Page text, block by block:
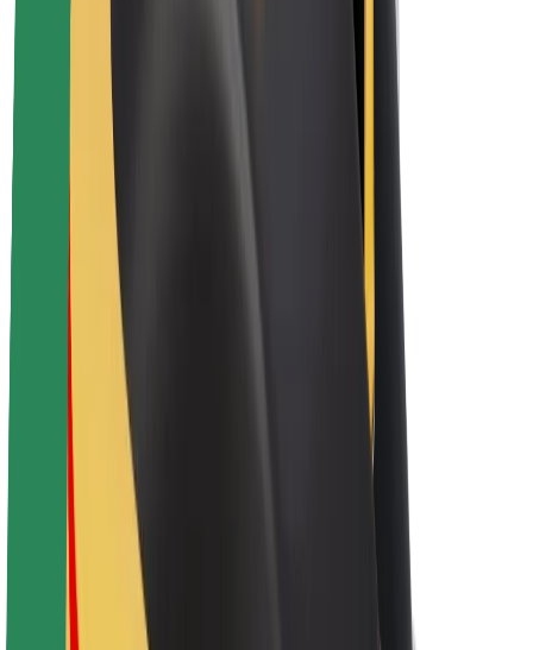
Bolt haqqında
Bolt-da davamlılıq
Project Zero
Bloq
Xəbər otağı
Brend təlimatları
Missiya
İnvestorlarla əlaqələr
Rəhbərlik
Brend
Media
Urban Fondu
Təhlükəsizlik
Sərnişin təhlükəsizliyi